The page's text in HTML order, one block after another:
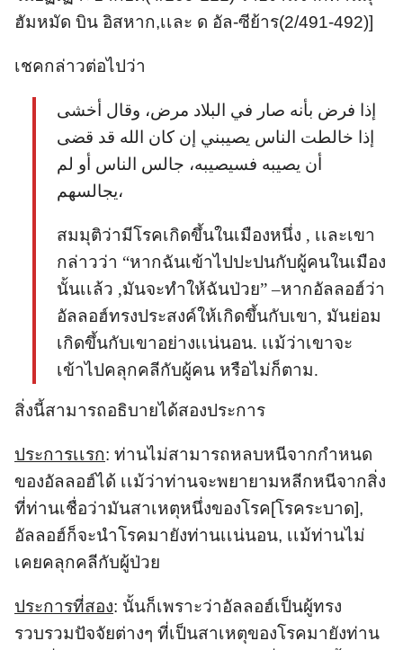
ฮัมหมัด บิน อิสหาก,เเละ ด อัล-ซีย้าร(2/491-492)]
เชคกล่าวต่อไปว่า
إذا فرض بأنه صار في البلاد مرض، وقال أخشى
إذا خالطت الناس يصيبني إن كان الله قد قضى
أن يصيبه فسيصيبه، جالس الناس أو لم
يجالسهم،
สมมุติว่ามีโรคเกิดขึ้นในเมืองหนึ่ง , เเละเขา
กล่าวว่า “หากฉันเข้าไปปะปนกับผู้คนในเมือง
นั้นเเล้ว ,มันจะทำให้ฉันป่วย” –หากอัลลอฮ์ว่า
อัลลอฮ์ทรงประสงค์ให้เกิดขึ้นกับเขา, มันย่อม
เกิดขึ้นกับเขาอย่างเเน่นอน. เเม้ว่าเขาจะ
เข้าไปคลุกคลีกับผู้คน หรือไม่ก็ตาม.
สิ่งนี้สามารถอธิบายได้สองประการ
ประการเเรก: ท่านไม่สามารถหลบหนีจากกำหนด
ของอัลลอฮ์ได้ เเม้ว่าท่านจะพยายามหลีกหนีจากสิ่ง
ที่ท่านเชื่อว่ามันสาเหตุหนึ่งของโรค[โรคระบาด],
อัลลอฮ์ก็จะนำโรคมายังท่านเเน่นอน, เเม้ท่านไม่
เคยคลุกคลีกับผู้ป่วย
ประการที่สอง: นั้นก็เพราะว่าอัลลอฮ์เป็นผู้ทรง
รวบรวมปัจจัยต่างๆ ที่เป็นสาเหตุของโรคมายังท่าน